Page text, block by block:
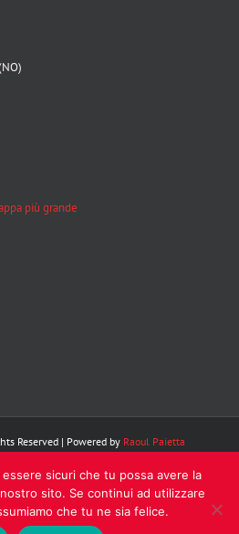
Reserved | Powered by Raoul Paietta
FacebookInstagram
YouTube
sicuri che tu possa avere la
sito. Se continui ad utilizzare
che tu ne sia felice.